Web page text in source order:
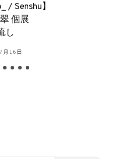
/ Senshu】
個展
し
月16日